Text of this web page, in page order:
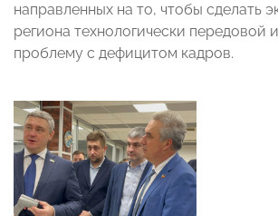
направленных на то, чтобы сделать
региона технологически передовой
проблему с дефицитом кадров.